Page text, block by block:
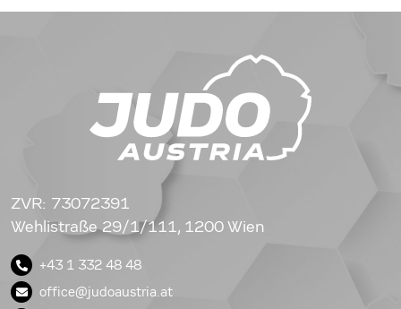
ZVR: 73072391
Wehlistraße 29/1/111, 1200 Wien
+43 1 332 48 48
office@judoaustria.at